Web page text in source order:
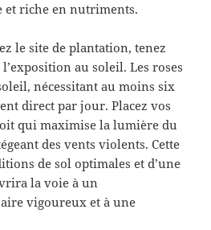
riche en nutriments.
le site de plantation, tenez
au soleil. Les roses
nécessitant au moins six
direct par jour. Placez vos
qui maximise la lumière du
des vents violents. Cette
de sol optimales et d’une
la voie à un
vigoureux et à une